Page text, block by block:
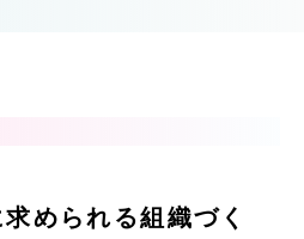
められる組織づく